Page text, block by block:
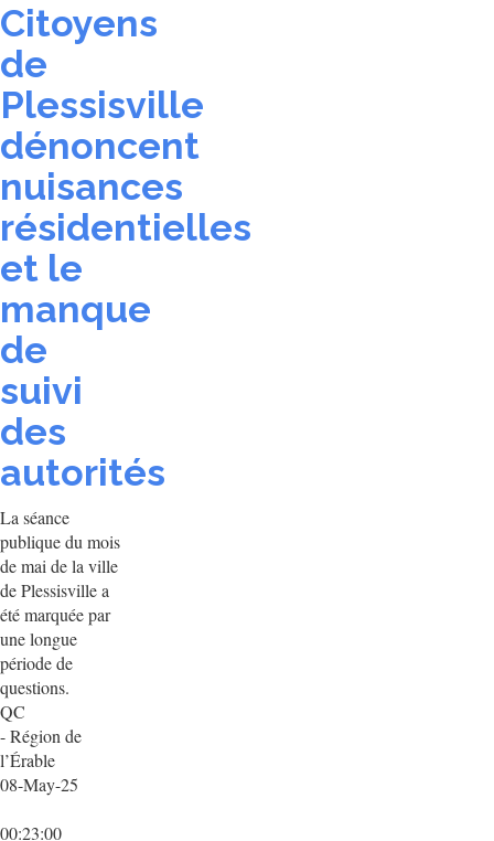
Citoyens
de
Plessisville
dénoncent
nuisances
résidentielles
et le
manque
de
suivi
des
autorités
La séance
publique du mois
de mai de la ville
de Plessisville a
été marquée par
une longue
période de
questions.
QC
- Région de
l’Érable
08-May-25
00:23:00